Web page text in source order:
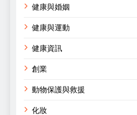
健康與婚姻
健康與運動
健康資訊
創業
動物保護與救援
化妝